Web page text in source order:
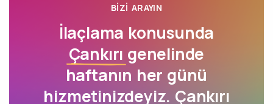
BIZI ARAYIN
İlaçlama konusunda
Çankırı genelinde
haftanın her günü
hizmetinizdeyiz. Çankırı